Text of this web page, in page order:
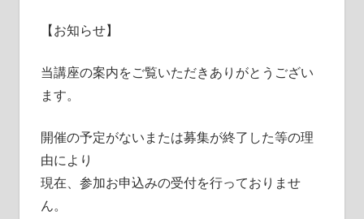
【お知らせ】
当講座の案内をご覧いただきありがとうござい
ます。
開催の予定がないまたは募集が終了した等の理
由により
現在、参加お申込みの受付を行っておりませ
ん。